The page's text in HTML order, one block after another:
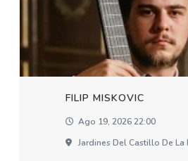
FILIP MISKOVIC
Ago 19, 2026 22:00
Jardines Del Castillo De La